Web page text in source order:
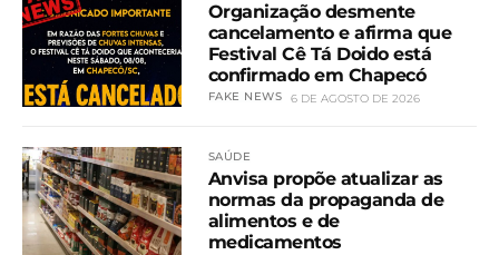
Organização desmente
cancelamento e afirma que
Festival Cê Tá Doido está
confirmado em Chapecó
FAKE NEWS 6 DE AGOSTO DE 2026
SAÚDE
Anvisa propõe atualizar as
normas da propaganda de
alimentos e de
medicamentos